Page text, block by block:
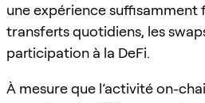
une expérience suffisamment
transferts quotidiens, les
participation à la DeFi.
À mesure que l’activité on-